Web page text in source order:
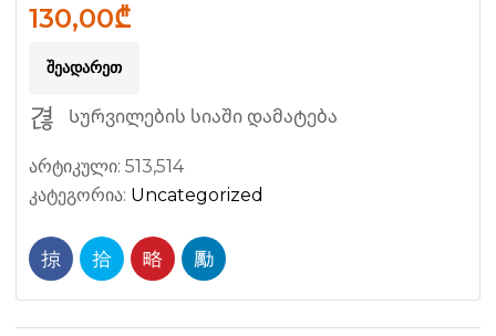
130,00₾
ᲨᲔᲐᲓᲐᲠᲔᲗ
Სურვილების სიაში დამატება
არტიკული: 513,514
კატეგორია: Uncategorized